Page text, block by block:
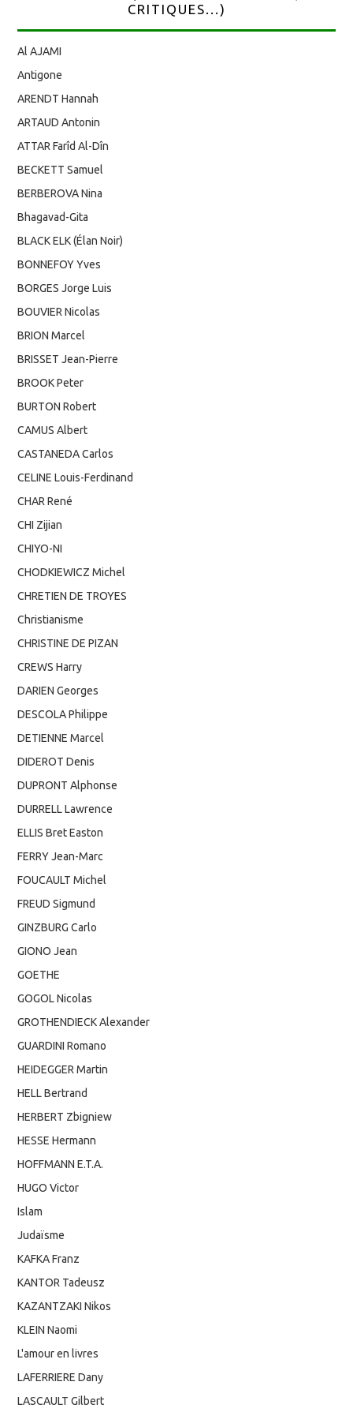
CRITIQUES...)
Al AJAMI
Antigone
ARENDT Hannah
ARTAUD Antonin
ATTAR Farîd Al-Dîn
BECKETT Samuel
BERBEROVA Nina
Bhagavad-Gita
BLACK ELK (Élan Noir)
BONNEFOY Yves
BORGES Jorge Luis
BOUVIER Nicolas
BRION Marcel
BRISSET Jean-Pierre
BROOK Peter
BURTON Robert
CAMUS Albert
CASTANEDA Carlos
CELINE Louis-Ferdinand
CHAR René
CHI Zijian
CHIYO-NI
CHODKIEWICZ Michel
CHRETIEN DE TROYES
Christianisme
CHRISTINE DE PIZAN
CREWS Harry
DARIEN Georges
DESCOLA Philippe
DETIENNE Marcel
DIDEROT Denis
DUPRONT Alphonse
DURRELL Lawrence
ELLIS Bret Easton
FERRY Jean-Marc
FOUCAULT Michel
FREUD Sigmund
GINZBURG Carlo
GIONO Jean
GOETHE
GOGOL Nicolas
GROTHENDIECK Alexander
GUARDINI Romano
HEIDEGGER Martin
HELL Bertrand
HERBERT Zbigniew
HESSE Hermann
HOFFMANN E.T.A.
HUGO Victor
Islam
Judaïsme
KAFKA Franz
KANTOR Tadeusz
KAZANTZAKI Nikos
KLEIN Naomi
L'amour en livres
LAFERRIERE Dany
LASCAULT Gilbert